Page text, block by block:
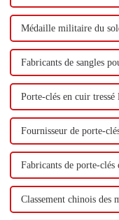
Médaille militaire du
Fabricants de sangles
Porte-clés en cuir
Fournisseur de porte-
Fabricants de porte-clés
Classement chinois des